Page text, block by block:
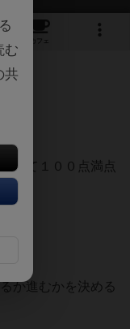
カフェ
して１００点満点
か進むかを決める
む
共